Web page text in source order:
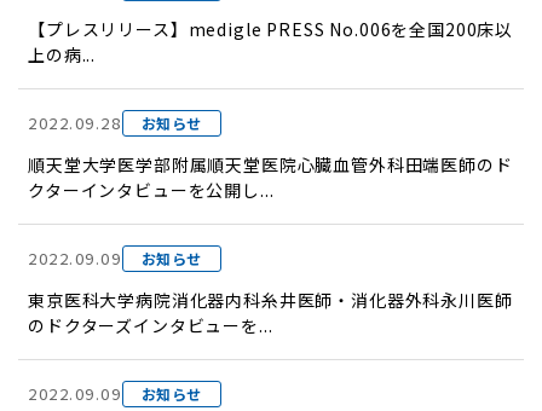
【プレスリリース】medigle PRESS No.006を全国200床以
上の病...
2022.09.28 お知らせ
順天堂大学医学部附属順天堂医院心臓血管外科田端医師のド
クターインタビューを公開し...
2022.09.09 お知らせ
東京医科大学病院消化器内科糸井医師・消化器外科永川医師
のドクターズインタビューを...
2022.09.09 お知らせ